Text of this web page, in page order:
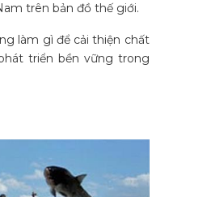
trên bản đồ thế giới.
làm gì để cải thiện chất
triển bền vững trong